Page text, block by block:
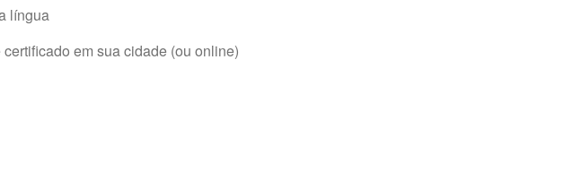
língua
em sua cidade (ou online)